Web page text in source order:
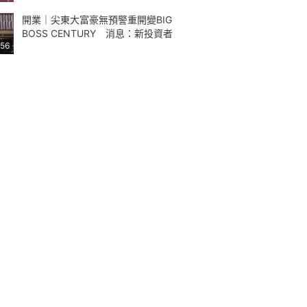
開業｜尖東大富豪無預警重開變BIG
BOSS CENTURY 消息：新投資者